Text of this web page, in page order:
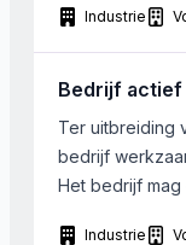
merkgedreven
duidelijke
digitalisering
merkgedreven
Industrie
Bedrijf
Ter uitbreiding
bedrijf
Het bedrijf
Industrie